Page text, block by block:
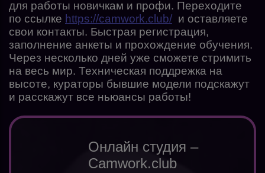
для работы новичкам и профи. Переходите
по ссылке https://camwork.club/ и оставляете
свои контакты. Быстрая регистрация,
заполнение анкеты и прохождение обучения.
Через несколько дней уже сможете стримить
на весь мир. Техническая поддрежка на
высоте, кураторы бывшие модели подскажут
и расскажут все ньюансы работы!
Онлайн студия –
Camwork.club